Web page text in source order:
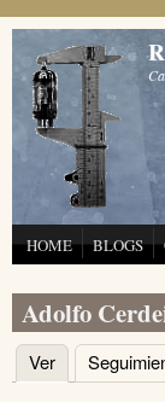
Pasar al contenido
HOME BLOGS
Adolfo
Solapas
Ver (solapa